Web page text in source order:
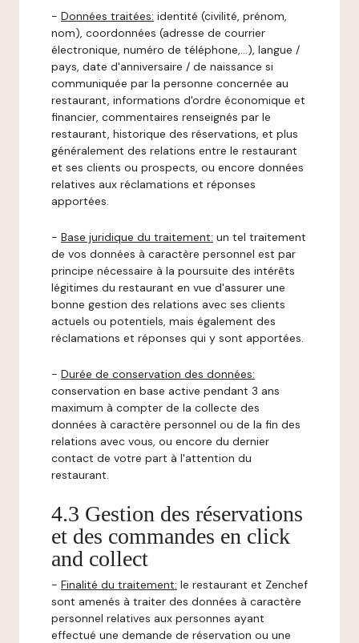
- Données traitées: identité (civilité, prénom,
nom), coordonnées (adresse de courrier
électronique, numéro de téléphone,…), langue /
pays, date d'anniversaire / de naissance si
communiquée par la personne concernée au
restaurant, informations d'ordre économique et
financier, commentaires renseignés par le
restaurant, historique des réservations, et plus
généralement des relations entre le restaurant
et ses clients ou prospects, ou encore données
relatives aux réclamations et réponses
apportées.
- Base juridique du traitement: un tel traitement
de vos données à caractère personnel est par
principe nécessaire à la poursuite des intérêts
légitimes du restaurant en vue d'assurer une
bonne gestion des relations avec ses clients
actuels ou potentiels, mais également des
réclamations et réponses qui y sont apportées.
- Durée de conservation des données:
conservation en base active pendant 3 ans
maximum à compter de la collecte des
données à caractère personnel ou de la fin des
relations avec vous, ou encore du dernier
contact de votre part à l'attention du
restaurant.
4.3 Gestion des réservations
et des commandes en click
and collect
- Finalité du traitement: le restaurant et Zenchef
sont amenés à traiter des données à caractère
personnel relatives aux personnes ayant
effectué une demande de réservation ou une